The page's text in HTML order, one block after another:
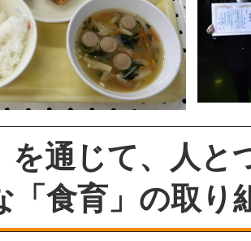
を通じて、人
「食育」の取り